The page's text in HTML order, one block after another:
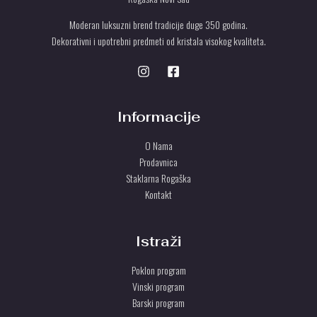
Moderan luksuzni brend tradicije duge 350 godina.
Dekorativni i upotrebni predmeti od kristala visokog kvaliteta.
Informacije
O Nama
Prodavnica
Staklarna Rogaška
Kontakt
Istraži
Poklon program
Vinski program
Barski program